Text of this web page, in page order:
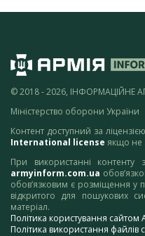
© 2018 - 2026, ІНФОРМАЦІЙНЕ
Міністерство оборони України
Контент доступний за ліцензією
International license якщо не
При використанні
armyinform.com.ua
обов’язковим є розміщення у
відкритого для пошукових
матеріал.
Політика користування сайтом
Політика використання файлів